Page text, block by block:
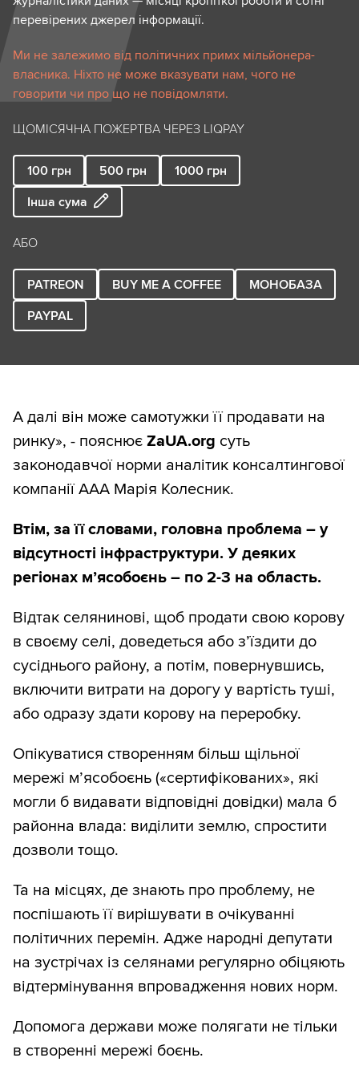
перевірених джерел інформації.
Ми не залежимо від політичних примх мільйонера-
власника. Ніхто не може вказувати нам, чого не
говорити чи про що не повідомляти.
ЩОМІСЯЧНА ПОЖЕРТВА ЧЕРЕЗ LIQPAY
100 грн 500 грн 1000 грн
Інша сума
АБО
PATREON BUY ME A COFFEE
МОНОБАЗА
PAYPAL
А далі він може самотужки її продавати на
ринку», - пояснює ZaUA.org суть
законодавчої норми аналітик консалтингової
компанії ААА Марія Колесник.
Втім, за її словами, головна проблема – у
відсутності інфраструктури. У деяких
регіонах м’ясобоєнь – по 2-3 на область.
Відтак селянинові, щоб продати свою корову
в своєму селі, доведеться або з’їздити до
сусіднього району, а потім, повернувшись,
включити витрати на дорогу у вартість туші,
або одразу здати корову на переробку.
Опікуватися створенням більш щільної
мережі м’ясобоєнь («сертифікованих», які
могли б видавати відповідні довідки) мала б
районна влада: виділити землю, спростити
дозволи тощо.
Та на місцях, де знають про проблему, не
поспішають її вирішувати в очікуванні
політичних перемін. Адже народні депутати
на зустрічах із селянами регулярно обіцяють
відтермінування впровадження нових норм.
Допомога держави може полягати не тільки
в створенні мережі боєнь.